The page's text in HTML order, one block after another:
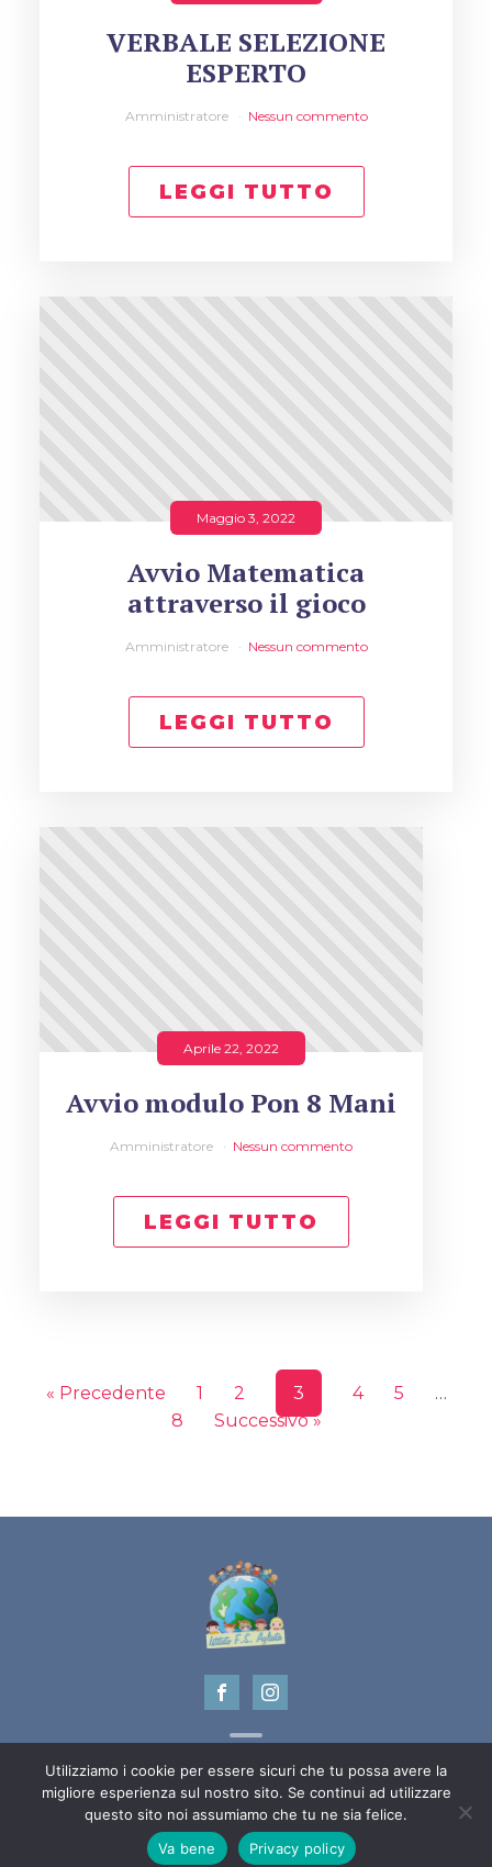
VERBALE SELEZIONE
ESPERTO
Amministratore Nessun commento
LEGGI TUTTO
Maggio 3, 2022
Avvio Matematica
attraverso il gioco
Amministratore Nessun commento
LEGGI TUTTO
Aprile 22, 2022
Avvio modulo Pon 8 Mani
Amministratore Nessun commento
LEGGI TUTTO
« Precedente 1 2 3 4 5
…
8
Successivo »
Copyright ©2022 - Istituto F.S. Agliata - P.IVA 05884951210
Design e programmazioneCurtis & Moore
Utilizziamo i cookie per essere sicuri che tu possa avere la
migliore esperienza sul nostro sito. Se continui ad utilizzare
questo sito noi assumiamo che tu ne sia felice.
Va bene
Privacy policy